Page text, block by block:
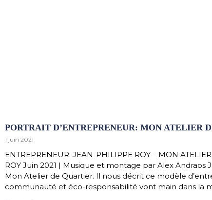
PORTRAIT D’ENTREPRENEUR: MON ATELIER
1 juin 2021
ENTREPRENEUR: JEAN-PHILIPPE ROY – MON
ROY Juin 2021 | Musique et montage par Alex
Mon Atelier de Quartier. Il nous décrit ce modèle
communauté et éco-responsabilité vont main dans la